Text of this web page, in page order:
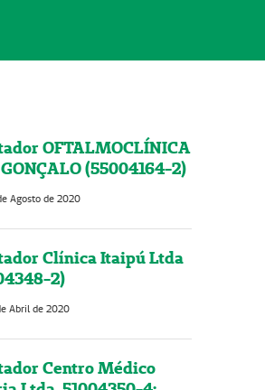
OFTALMOCLÍNICA
(55004164-2)
Agosto de 2020
Clínica Itaipú Ltda
2)
Abril de 2020
Centro Médico